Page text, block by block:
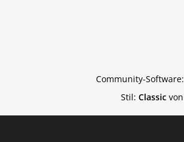
Community-Software:
Stil: Classicvon